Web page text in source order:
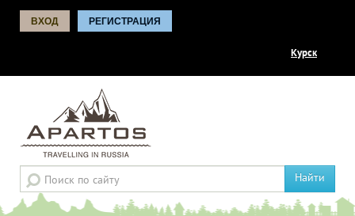
ВХОД РЕГИСТРАЦИЯ
Курск
Найти